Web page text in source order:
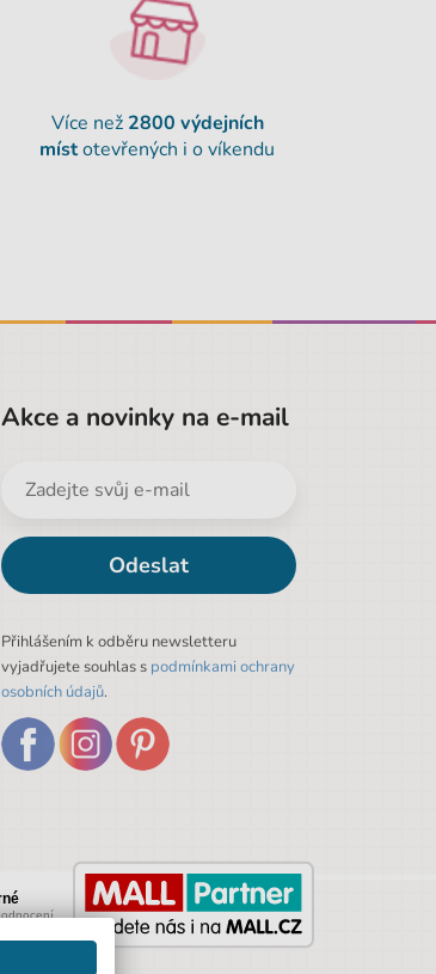
Více než 2800 výdejních
místotevřených i o víkendu
Akce a novinky na e-mail
Odeslat
Přihlášením k odběru newsletteru
vyjadřujete souhlas s podmínkami ochrany
osobních údajů.